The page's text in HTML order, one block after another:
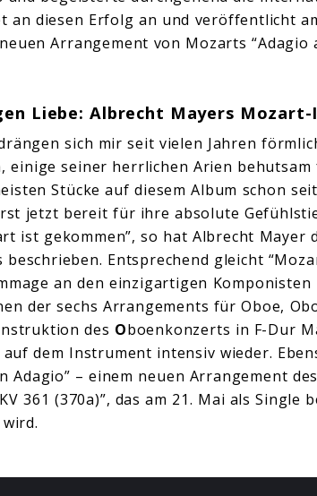
diesen Erfolg an und veröffentlicht
Arrangement von Mozarts “Adagio
Liebe: Albrecht Mayers
sich mir seit vielen Jahren
einige seiner herrlichen Arien
Stücke auf diesem Album schon
jetzt bereit für ihre absolute
ist gekommen”, so hat Albrecht Mayer
Entsprechend gleicht
an den einzigartigen Komponisten
der sechs Arrangements für Oboe,
des Oboenkonzerts in F-Dur
dem Instrument intensiv wieder.
Adagio” – einem neuen Arrangement
361 (370a)”, das am 21. Mai als Single